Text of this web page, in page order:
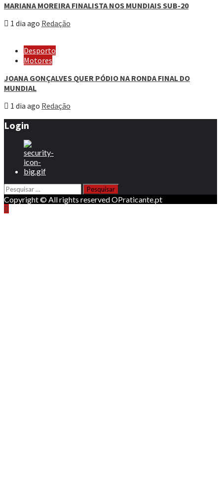
MARIANA MOREIRA FINALISTA NOS MUNDIAIS SUB-20
1 dia ago Redação
Desporto
Motores
JOANA GONÇALVES QUER PÓDIO NA RONDA FINAL DO
MUNDIAL
1 dia ago Redação
Login
Pesquisar
por:
Copyright © All rights reserved OPraticante.pt